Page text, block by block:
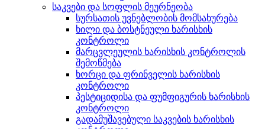
საკვები და სოფლის მეურნეობა
სურსათის უვნებლობის მომსახურება
ხილი და ბოსტნეული ხარისხის
კონტროლი
მარცვლეულის ხარისხის კონტროლის
შემოწმება
ხორცი და ფრინველის ხარისხის
კონტროლი
პესტიციდისა და ფუმფიგურის ხარისხის
კონტროლი
გადამუშავებული საკვების ხარისხის